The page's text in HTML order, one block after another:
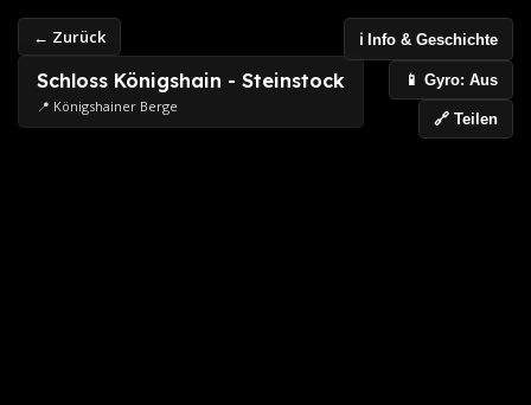
← Zurück
Schloss Königshain - Steinstock
📍 Königshainer Berge
ℹ️ Info & Geschichte
📱 Gyro: Aus
🔗 Teilen